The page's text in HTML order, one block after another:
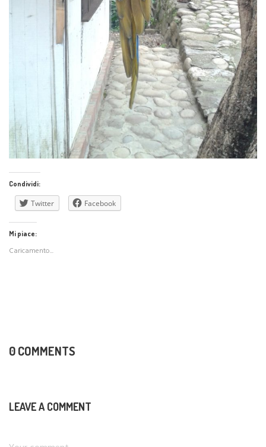
Condividi:
Twitter Facebook
Mi piace:
Caricamento...
0 COMMENTS
LEAVE A COMMENT